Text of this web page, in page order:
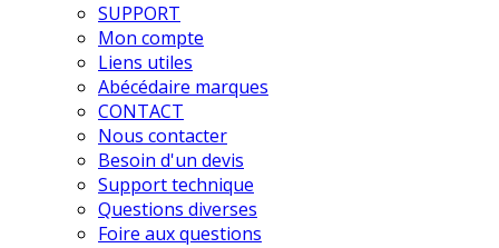
SUPPORT
Mon compte
Liens utiles
Abécédaire marques
CONTACT
Nous contacter
Besoin d'un devis
Support technique
Questions diverses
Foire aux questions